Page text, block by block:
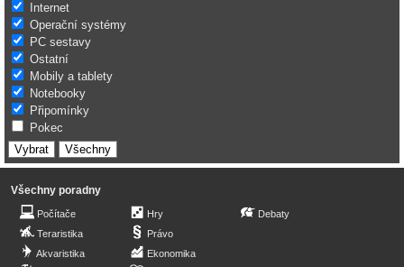
Internet
Operační systémy
PC sestavy
Ostatní
Mobily a tablety
Notebooky
Připomínky
Pokec
Všechny poradny
Počítače
Teraristika
Akvaristika
Hry
Právo
Ekonomika
Debaty